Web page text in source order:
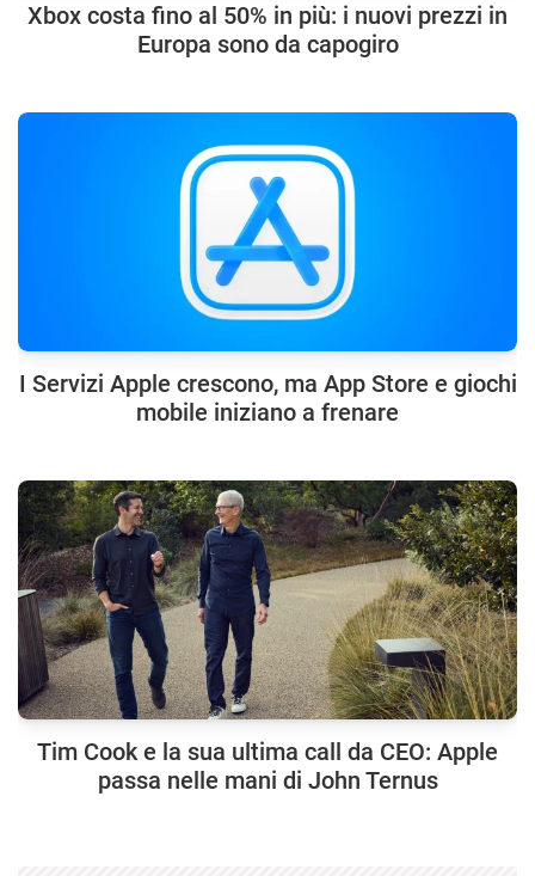
Xbox costa fino al 50% in più: i nuovi prezzi in
Europa sono da capogiro
I Servizi Apple crescono, ma App Store e giochi
mobile iniziano a frenare
Tim Cook e la sua ultima call da CEO: Apple
passa nelle mani di John Ternus